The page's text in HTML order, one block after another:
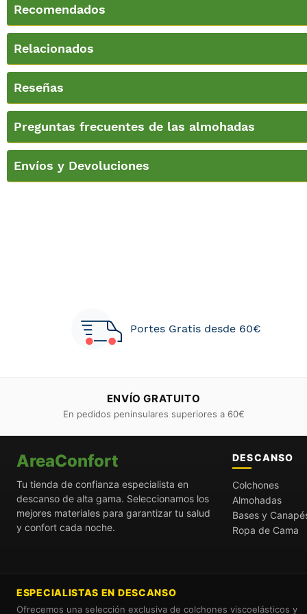
Recomendados
Relacionados
Reseñas
Preguntas frecuentes de las almohadas
Envíos y Devoluciones
Portes Gratis desde 60€
ENVÍO GRATUITO
En pedidos peninsulares superiores a 60€
AreaConfort
Tu tienda de confianza especialista en
descanso de alta gama. Seleccionamos los
mejores materiales para garantizar tu salud
y confort cada noche.
DESCANSO
Colchones
Almohadas
Bases y
Ropa de Cama
ESPECIALISTAS EN DESCANSO
Ofrecemos una selección exclusiva de colchones viscoelásticos y